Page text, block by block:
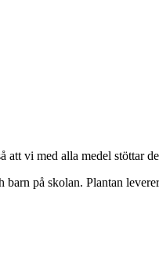
vi med alla medel stöttar
på skolan. Plantan